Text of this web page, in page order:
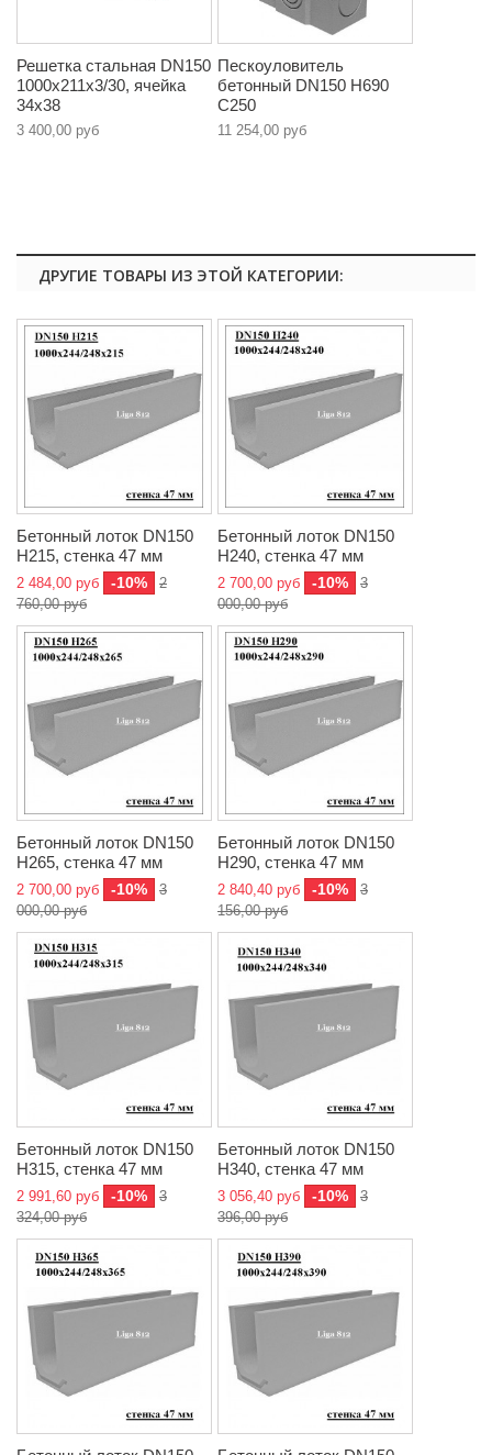
Решетка стальная DN150
1000х211х3/30, ячейка
34х38
3 400,00 руб
Пескоуловитель
бетонный DN150 Н690
C250
11 254,00 руб
ДРУГИЕ ТОВАРЫ ИЗ ЭТОЙ КАТЕГОРИИ:
Бетонный лоток DN150
H215, стенка 47 мм
2 484,00 руб -10%
2
760,00 руб
Бетонный лоток DN150
H240, стенка 47 мм
2 700,00 руб -10%
3
000,00 руб
Бетонный лоток DN150
H265, стенка 47 мм
2 700,00 руб -10%
3
000,00 руб
Бетонный лоток DN150
H290, стенка 47 мм
2 840,40 руб -10%
3
156,00 руб
Бетонный лоток DN150
H315, стенка 47 мм
2 991,60 руб -10%
3
324,00 руб
Бетонный лоток DN150
H340, стенка 47 мм
3 056,40 руб -10%
3
396,00 руб